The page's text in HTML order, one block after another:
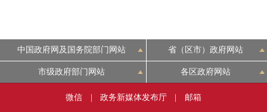
中国政府网及国务院部门网站 省（区市）政府网站
市级政府部门网站 各区政府网站
微信 政务新媒体发布厅 邮箱